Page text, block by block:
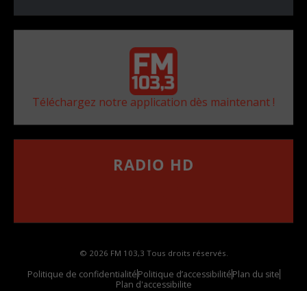
Téléchargez notre application dès maintenant !
RADIO HD
© 2026 FM 103,3 Tous droits réservés.
Politique de confidentialitéPolitique d’accessibilitéPlan du site
Plan d'accessibilite